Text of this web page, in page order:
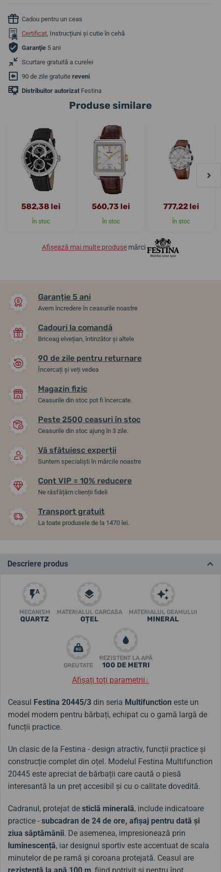
Cadou pentru un ceas
Certificat, Instrucțiuni și cutie în cehă
Garanţie 5 ani
Scurtare gratuită a curelei
90 de zile gratuite reveni
Distribuitor autorizat Festina
Produse similare
582,38 lei
În stoc
560,73 lei
În stoc
777,22 lei
În stoc
Afișează mai multe produse mărci
Garanție 5 ani
Avem încredere în ceasurile noastre
Cadouri la comandă
Briceag elvețian, întinzător și altele
90 de zile pentru returnare
Încercați și veți vedea
Magazin fizic
Ceasurile din stoc pot fi încercate.
Peste 2500 ceasuri în stoc
Ceasurile din stoc ajung în 3 zile.
Vă sfătuiesc experții
Suntem specialiști în mărcile noastre
Cont VIP = 10% reducere
Ne răsfățăm clienții fideli
Transport gratuit
La toate produsele de la 1470 lei.
Descriere produs
MECANISM
QUARTZ
MATERIALUL CARCASA
OȚEL
MATERIALUL GEAMULUI
MINERAL
GREUTATE
REZISTENT LA APĂ
100 DE METRI
Afișați toți parametrii↓
Ceasul Festina 20445/3 din seria Multifunction este un
model modern pentru bărbați, echipat cu o gamă largă de
funcții practice.
Un clasic de la Festina - design atractiv, funcții practice și
construcție complet din oțel. Modelul Festina Multifunction
20445 este apreciat de bărbații care caută o piesă
interesantă la un preț accesibil și cu o calitate dovedită.
Cadranul, protejat de sticlă minerală, include indicatoare
practice - subcadran de 24 de ore, afișaj pentru dată și
ziua săptămânii. De asemenea, impresionează prin
luminescență, iar designul sportiv este accentuat de scala
minutelor de pe ramă și coroana protejată. Ceasul are